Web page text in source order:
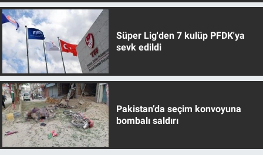
Süper Lig'den 7 kulüp PFDK'ya
sevk edildi
Pakistan’da seçim konvoyuna
bombalı saldırı